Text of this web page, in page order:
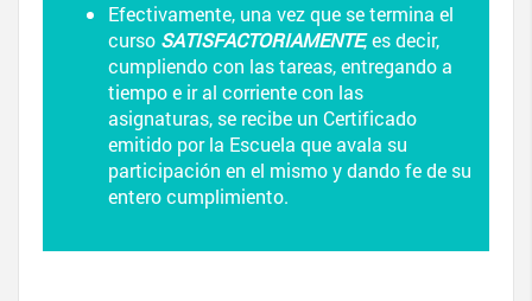
Efectivamente, una vez que se termina el
curso SATISFACTORIAMENTE, es decir,
cumpliendo con las tareas, entregando a
tiempo e ir al corriente con las
asignaturas, se recibe un Certificado
emitido por la Escuela que avala su
participación en el mismo y dando fe de su
entero cumplimiento.